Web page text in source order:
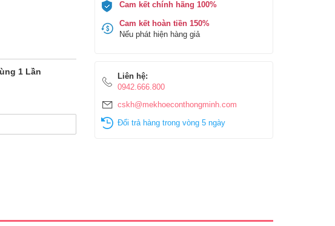
1 Lần
Cam kết chính hãng 100%
Cam kết hoàn tiền 150%
Nếu phát hiện hàng giả
Liên hệ:
0942.666.800
cskh@mekhoeconthongminh.com
Đổi trả hàng trong vòng 5 ngày